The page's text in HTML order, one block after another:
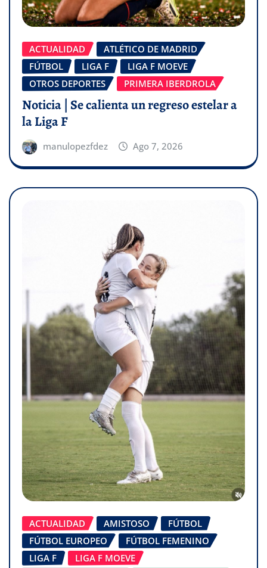
ACTUALIDAD
ATLÉTICO DE MADRID
FÚTBOL
LIGA F
LIGA F MOEVE
OTROS DEPORTES
PRIMERA IBERDROLA
Noticia | Se calienta un regreso estelar a
la Liga F
manulopezfdez Ago 7, 2026
ACTUALIDAD AMISTOSO
FÚTBOL
FÚTBOL EUROPEO
FÚTBOL FEMENINO
LIGA F
LIGA F MOEVE